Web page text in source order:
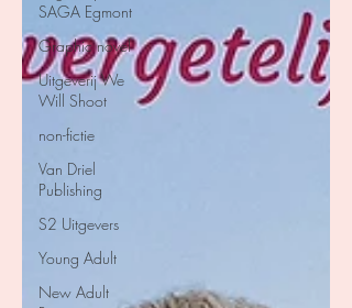
SAGA Egmont
Graphic novel
Uitgeverij We
Will Shoot
non-fictie
Van Driel
Publishing
S2 Uitgevers
Young Adult
New Adult